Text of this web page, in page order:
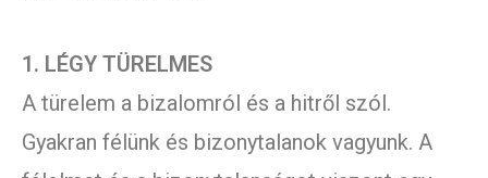
1. LÉGY TÜRELMES
A türelem a bizalomról és a hitről szól.
Gyakran félünk és bizonytalanok vagyunk. A